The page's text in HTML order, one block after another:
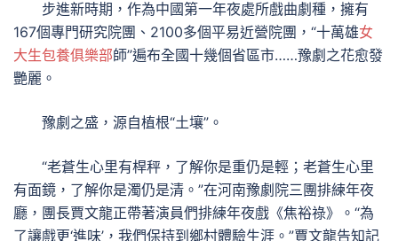
步進新時期，作為中國第一年夜處所戲曲劇種，擁有
167個專門研究院團、2100多個平易近營院團，“十萬雄女
大生包養俱樂部師”遍布全國十幾個省區市……豫劇之花愈發
艷麗。
豫劇之盛，源自植根“土壤”。
“老蒼生心里有桿秤，了解你是重仍是輕；老蒼生心里
有面鏡，了解你是濁仍是清。”在河南豫劇院三團排練年夜
廳，團長賈文龍正帶著演員們排練年夜戲《焦裕祿》。“為
了讓戲更‘進味’，我們保持到鄉村體驗生涯。”賈文龍告知記